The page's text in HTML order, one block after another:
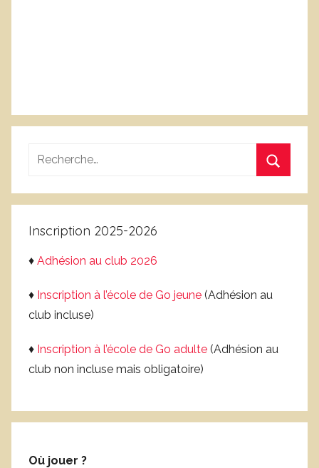
Recherche
:
Inscription 2025-2026
♦ Adhésion au club 2026
♦ Inscription à l’école de Go jeune (Adhésion au
club incluse)
♦ Inscription à l’école de Go adulte (Adhésion au
club non incluse mais obligatoire)
Où jouer ?